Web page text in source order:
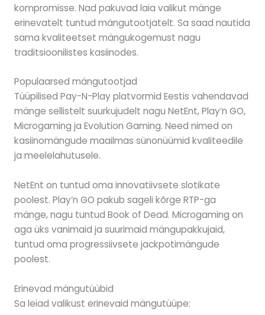
kompromisse. Nad pakuvad laia valikut mänge
erinevatelt tuntud mängutootjatelt. Sa saad nautida
sama kvaliteetset mängukogemust nagu
traditsioonilistes kasiinodes.
Populaarsed mängutootjad
Tüüpilised Pay-N-Play platvormid Eestis vahendavad
mänge sellistelt suurkujudelt nagu NetEnt, Play’n GO,
Microgaming ja Evolution Gaming. Need nimed on
kasiinomängude maailmas sünonüümid kvaliteedile
ja meelelahutusele.
NetEnt on tuntud oma innovatiivsete slotikate
poolest. Play’n GO pakub sageli kõrge RTP-ga
mänge, nagu tuntud Book of Dead. Microgaming on
aga üks vanimaid ja suurimaid mängupakkujaid,
tuntud oma progressiivsete jackpotimängude
poolest.
Erinevad mängutüübid
Sa leiad valikust erinevaid mängutüüpe: